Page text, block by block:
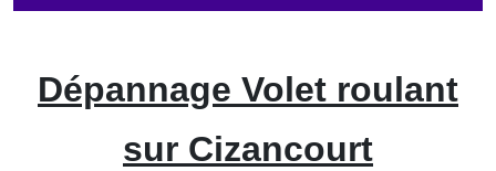
Dépannage Volet roulant
sur Cizancourt